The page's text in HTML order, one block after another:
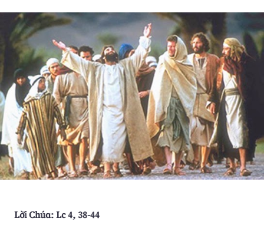
Lời Chúa: Lc 4, 38-44